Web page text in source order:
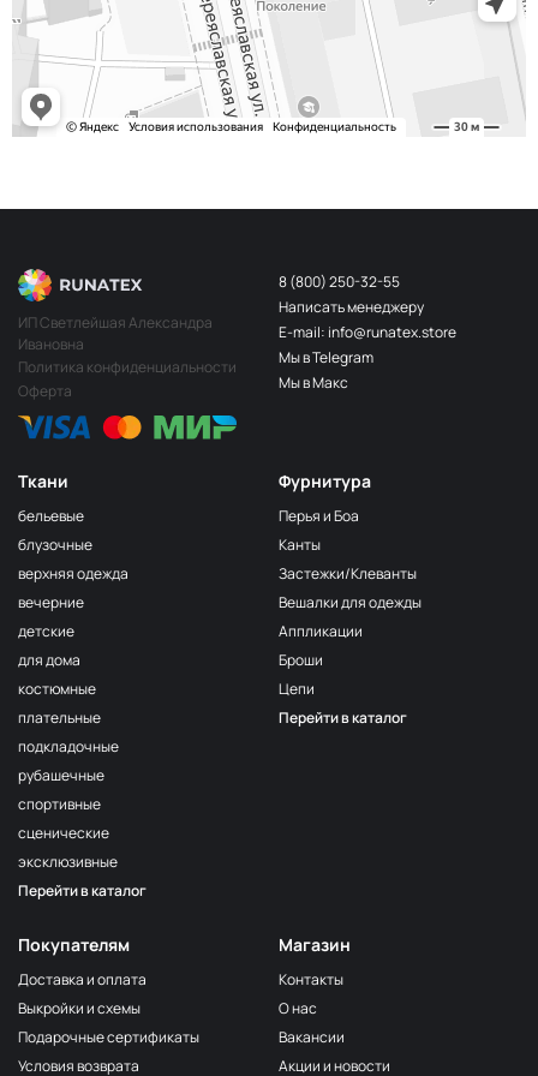
243/2
2Бл.Бирюзовый МП-20-243/2
S248
Св.Бирюза
2400000683254
203/3
3Т.Бирюзовый
МП-20-203/3
(Т.Бирюзовый)
МП-20-198
2Т.Бирюзовый
МП-20-203/2
1Св.Бирюзовый
Аквамарин(Т.Бирюзовый)
МП-20-245
F222/2
волна
МП-20-F222/2
МП-20-F222/3
F257 Аквамарин
МП-20-F257
203/1
1Т.Бирюзовый
F254 Лагуна
4Св.Бирюзовый
F224/2
2Океанская
309/1 1Т.Серый
МП-20-309/1
F206 Бл.Бирюза
МП-20-F206
F321/1 Океан
МП-20-F321/1
191/2
Ткани
бельевые
блузочные
верхняя одежда
вечерние
детские
для дома
костюмные
плательные
подкладочные
рубашечные
спортивные
сценические
эксклюзивные
Перейти в каталог
Фурнитура
Перья и Боа
Канты
Застежки/Клеванты
Вешалки для одежды
Аппликации
Броши
Цепи
Перейти в каталог
Покупателям
Доставка и оплата
Выкройки и схемы
Подарочные сертификаты
Условия возврата
Магазин
Контакты
О нас
Вакансии
Акции и новости
ИП Светлейшая Александра
Ивановна
Политика конфиденциальности
Оферта
8 (800) 250-32-55
Написать менеджеру
E-mail: info@runatex.store
Мы в Telegram
Мы в Макс